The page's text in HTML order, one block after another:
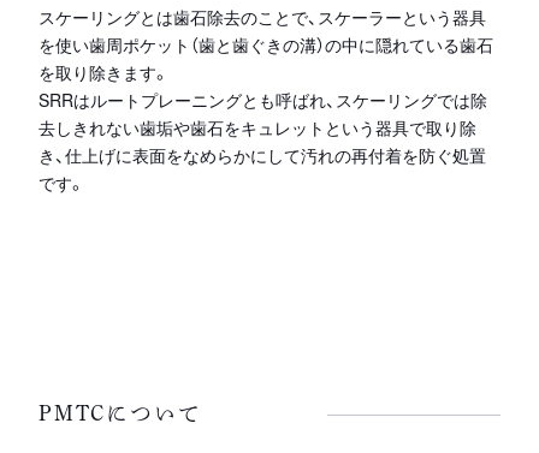
スケーリングとは歯石除去のことで、スケーラーという器具
を使い歯周ポケット（歯と歯ぐきの溝）の中に隠れている歯石
を取り除きます。
SRRはルートプレーニングとも呼ばれ、スケーリングでは除
去しきれない歯垢や歯石をキュレットという器具で取り除
き、仕上げに表面をなめらかにして汚れの再付着を防ぐ処置
です。
PMTCについて